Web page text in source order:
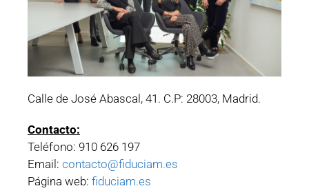
Calle de José Abascal, 41. C.P: 28003, Madrid.
Contacto:
Teléfono: 910 626 197
Email: contacto@fiduciam.es
Página web: fiduciam.es